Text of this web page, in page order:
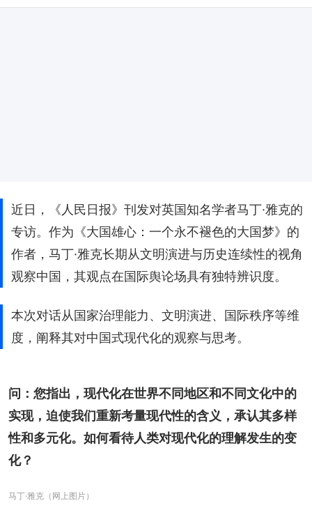
近日，《人民日报》刊发对英国知名学者马丁·雅克的
专访。作为《大国雄心：一个永不褪色的大国梦》的
作者，马丁·雅克长期从文明演进与历史连续性的视角
观察中国，其观点在国际舆论场具有独特辨识度。
本次对话从国家治理能力、文明演进、国际秩序等维
度，阐释其对中国式现代化的观察与思考。
问：您指出，现代化在世界不同地区和不同文化中的
实现，迫使我们重新考量现代性的含义，承认其多样
性和多元化。如何看待人类对现代化的理解发生的变
化？
马丁·雅克（网上图片）